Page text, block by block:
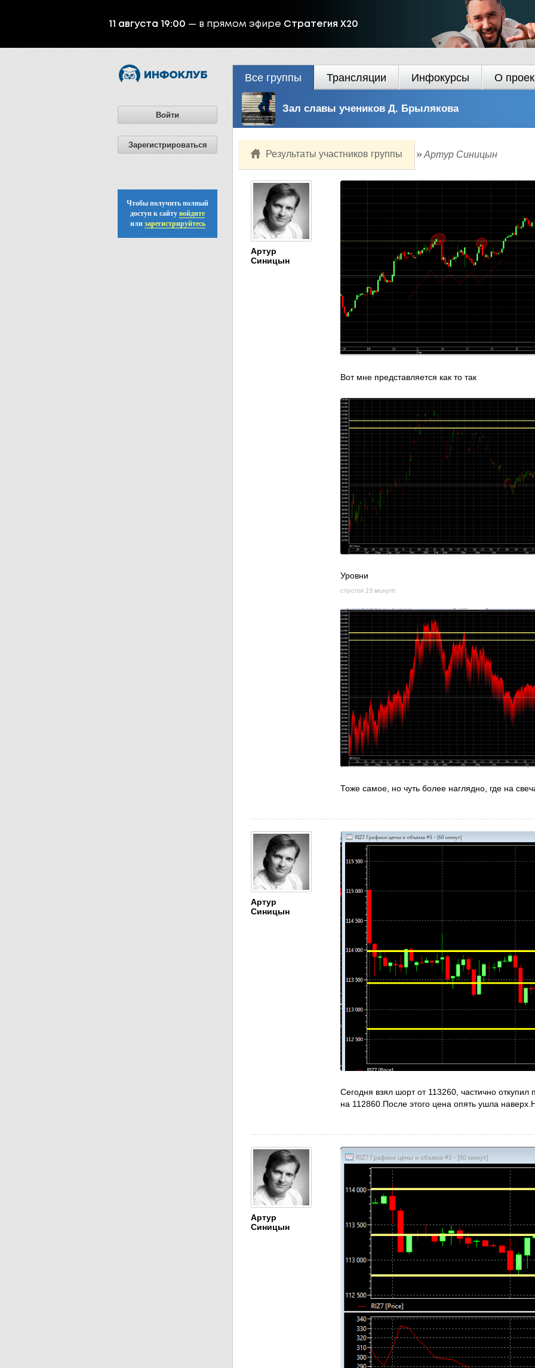
11 августа 19:00 — в прямом эфире Стратегия Х20
Войти
Зарегистрироваться
Чтобы получить полный
доступ к сайту войдите
или зарегистрируйтесь
Все группы Трансляции Инфокурсы О
Зал славы учеников Д. Брылякова
Результаты участников группы Артур Синицын
Артур
Синицын
Вот мне представляется как то так
Уровни
спустя 19 минут
Тоже самое, но чуть более наглядно, где на
Артур
Синицын
Сегодня взял шорт от 113260, частично
на 112860.После этого цена опять ушла
Артур
Синицын